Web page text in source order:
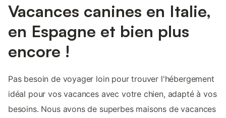
Vacances canines en Italie,
en Espagne et bien plus
encore !
Pas besoin de voyager loin pour trouver l'hébergement
idéal pour vos vacances avec votre chien, adapté à vos
besoins. Nous avons de superbes maisons de vacances